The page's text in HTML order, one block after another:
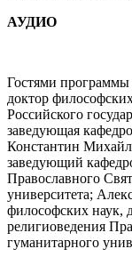
АУДИО
Гостями программы
доктор
Российского
заведующая
Константин
заведующий
Православного
университета;
философских наук,
религиоведения
гуманитарного